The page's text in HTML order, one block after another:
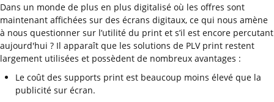
Dans un monde de plus en plus digitalisé où les offres sont
maintenant affichées sur des écrans digitaux, ce qui nous amène
à nous questionner sur l’utilité du print et s’il est encore percutant
aujourd'hui ? Il apparaît que les solutions de PLV print restent
largement utilisées et possèdent de nombreux avantages :
Le coût des supports print est beaucoup moins élevé que la
publicité sur écran.